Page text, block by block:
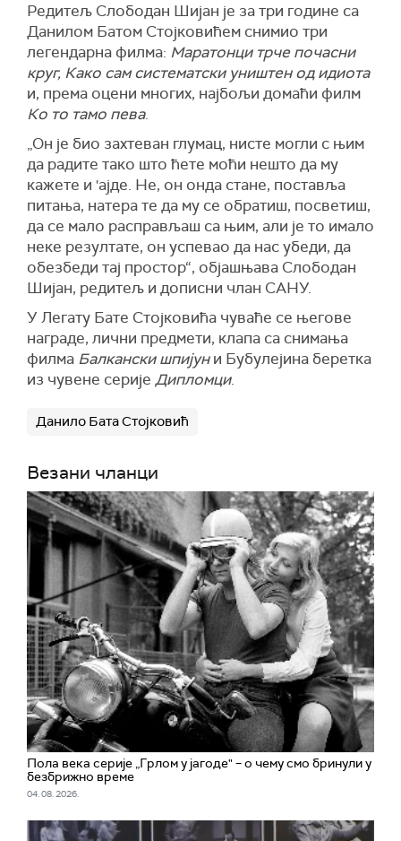
Редитељ Слободан Шијан је за три године са
Данилом Батом Стојковићем снимио три
легендарна филма: Маратонци трче почасни
круг, Како сам систематски уништен од идиота
и, према оцени многих, најбољи домаћи филм
Ко то тамо пева.
„Он је био захтеван глумац, нисте могли с њим
да радите тако што ћете моћи нешто да му
кажете и 'ајде. Не, он онда стане, поставља
питања, натера те да му се обратиш, посветиш,
да се мало расправљаш са њим, али је то имало
неке резултате, он успевао да нас убеди, да
обезбеди тај простор“, објашњава Слободан
Шијан, редитељ и дописни члан САНУ.
У Легату Бате Стојковића чуваће се његове
награде, лични предмети, клапа са снимања
филма Балкански шпијуни Бубулејина беретка
из чувене серије Дипломци.
Данило Бата Стојковић
Везани чланци
Пола века серије „Грлом у јагоде" – о чему смо бринули у
безбрижно време
04. 08. 2026.